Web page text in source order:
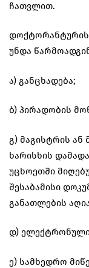
ჩათვლით.
დოქტორანტურის
უნდა
ა) განცხადება;
ბ) პირადობის
გ) მაგისტრის ან
ხარისხის
უცხოეთში
შესაბამისი
განათლების
დ)
ე) სამხედრო